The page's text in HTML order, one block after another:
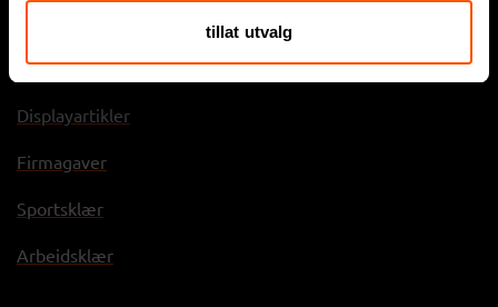
tillat utvalg
Profilartikler
Displayartikler
Firmagaver
Sportsklær
Arbeidsklær